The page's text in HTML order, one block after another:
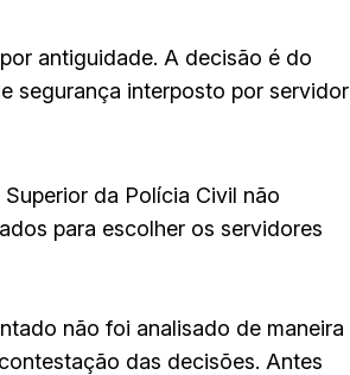
antiguidade. A decisão é do
segurança interposto por servidor
da Polícia Civil não
para escolher os servidores
não foi analisado de maneira
das decisões. Antes